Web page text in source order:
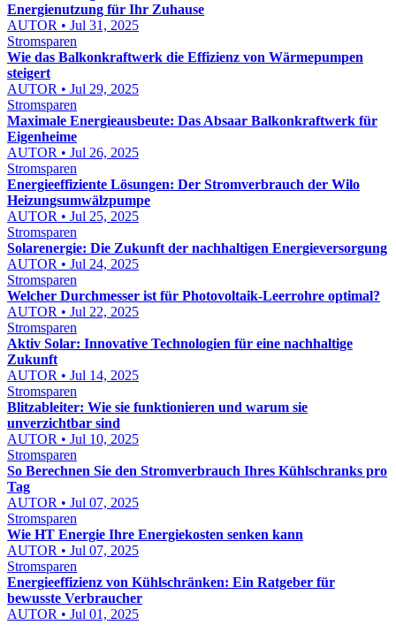
Energienutzung für Ihr Zuhause
AUTOR • Jul 31, 2025
Stromsparen
Wie das Balkonkraftwerk die Effizienz von Wärmepumpen
steigert
AUTOR • Jul 29, 2025
Stromsparen
Maximale Energieausbeute: Das Absaar Balkonkraftwerk für
Eigenheime
AUTOR • Jul 26, 2025
Stromsparen
Energieeffiziente Lösungen: Der Stromverbrauch der Wilo
Heizungsumwälzpumpe
AUTOR • Jul 25, 2025
Stromsparen
Solarenergie: Die Zukunft der nachhaltigen Energieversorgung
AUTOR • Jul 24, 2025
Stromsparen
Welcher Durchmesser ist für Photovoltaik-Leerrohre optimal?
AUTOR • Jul 22, 2025
Stromsparen
Aktiv Solar: Innovative Technologien für eine nachhaltige
Zukunft
AUTOR • Jul 14, 2025
Stromsparen
Blitzableiter: Wie sie funktionieren und warum sie
unverzichtbar sind
AUTOR • Jul 10, 2025
Stromsparen
So Berechnen Sie den Stromverbrauch Ihres Kühlschranks pro
Tag
AUTOR • Jul 07, 2025
Stromsparen
Wie HT Energie Ihre Energiekosten senken kann
AUTOR • Jul 07, 2025
Stromsparen
Energieeffizienz von Kühlschränken: Ein Ratgeber für
bewusste Verbraucher
AUTOR • Jul 01, 2025